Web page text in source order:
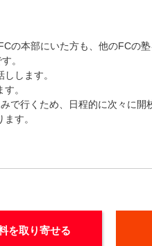
の本部にいた方も、他のFCの塾
。
します。
。
行くため、日程的に次々に開
す。
を取り寄せる